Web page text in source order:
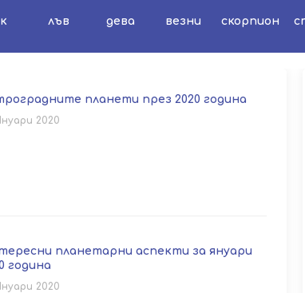
лъв дева везни скорпион
планети през 2020 година
2020
планетарни аспекти за януари
година
2020